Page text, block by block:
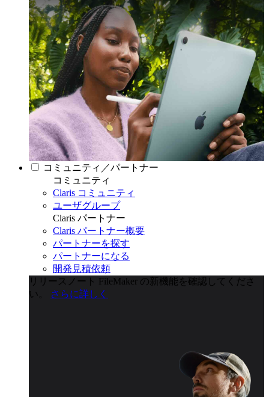
コミュニティ／パートナー
コミュニティ
Claris コミュニティ
ユーザグループ
Claris パートナー
Claris パートナー概要
パートナーを探す
パートナーになる
開発見積依頼
リリースノート
FileMaker の新機能を確認してくださ
い。
さらに詳しく